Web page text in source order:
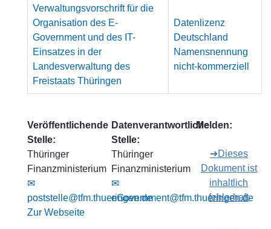
Verwaltungsvorschrift für die
Organisation des E-
Government und des IT-
Einsatzes in der
Landesverwaltung des
Freistaats Thüringen
Datenlizenz
Deutschland
Namensnennung
nicht-kommerziell
Veröffentlichende
Stelle:
Thüringer
Finanzministerium
✉
poststelle@tfm.thueringen.de
Zur Webseite
Datenverantwortliche
Stelle:
Thüringer
Finanzministerium
✉
eGovernment@tfm.thueringen.de
Melden:
➔Dieses
Dokument ist
inhaltlich
fehlerhaft